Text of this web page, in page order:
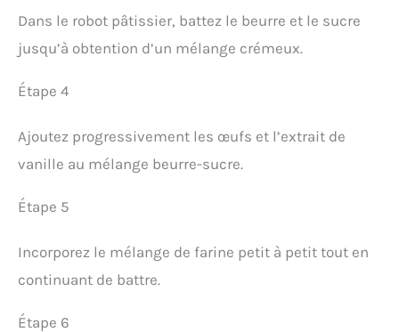
Dans le robot pâtissier, battez le beurre et le sucre
jusqu’à obtention d’un mélange crémeux.
Étape 4
Ajoutez progressivement les œufs et l’extrait de
vanille au mélange beurre-sucre.
Étape 5
Incorporez le mélange de farine petit à petit tout en
continuant de battre.
Étape 6